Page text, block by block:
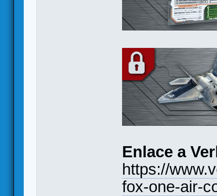
Enlace a
https://
fox-one-air-